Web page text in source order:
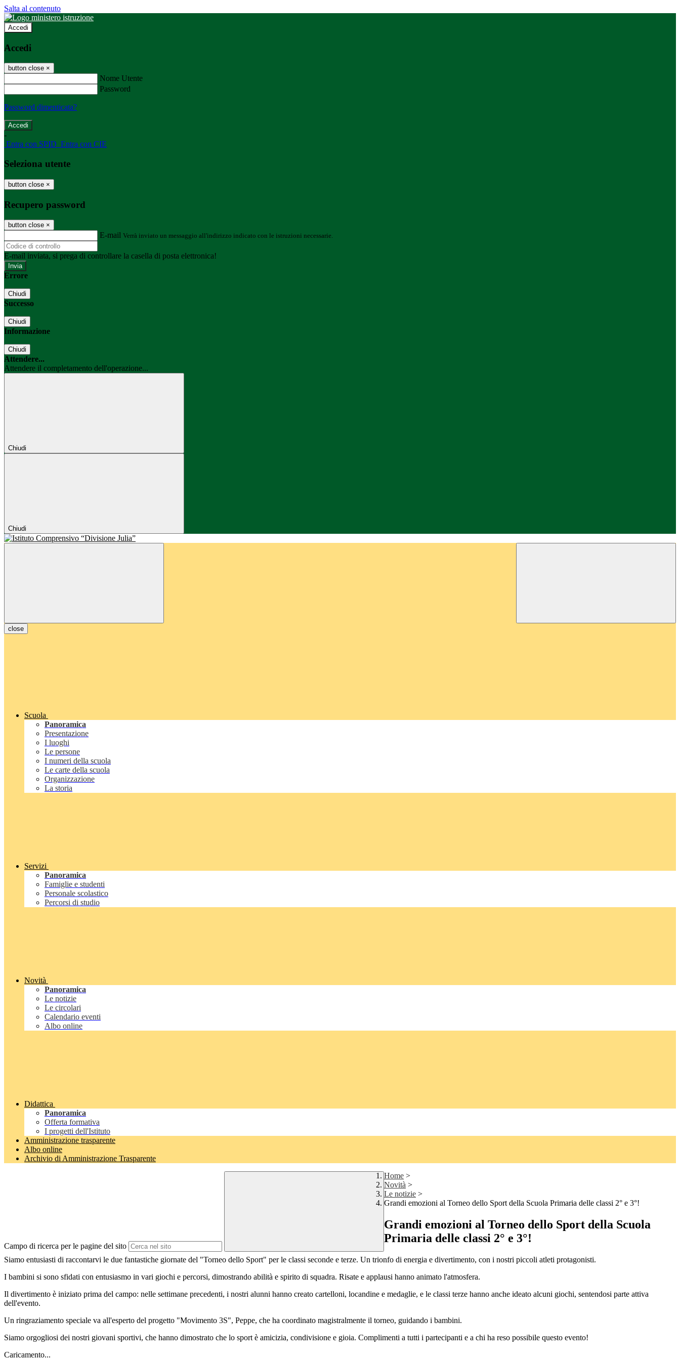
Salta al contenuto
Accedi
Accedi
button close ×
Nome Utente
Password
Password dimenticata?
-
Entra con SPID Entra con CIE
Seleziona utente
button close ×
Recupero password
button close ×
E-mail Verrà inviato un messaggio all'indirizzo indicato con le istruzioni necessarie.
E-mail inviata, si prega di controllare la casella di posta elettronica!
Errore
Chiudi
Successo
Chiudi
Informazione
Chiudi
Attendere...
Attendere il completamento dell'operazione...
Chiudi
Chiudi
close
Scuola
Panoramica
Presentazione
I luoghi
Le persone
I numeri della scuola
Le carte della scuola
Organizzazione
La storia
Servizi
Panoramica
Famiglie e studenti
Personale scolastico
Percorsi di studio
Novità
Panoramica
Le notizie
Le circolari
Calendario eventi
Albo online
Didattica
Panoramica
Offerta formativa
I progetti dell'Istituto
Amministrazione trasparente
Albo online
Archivio di Amministrazione Trasparente
Campo di ricerca per le pagine del sito
Home >
Novità >
Le notizie >
Grandi emozioni al Torneo dello Sport della Scuola Primaria delle classi 2° e 3°!
Grandi emozioni al Torneo dello Sport della Scuola
Primaria delle classi 2° e 3°!
Siamo entusiasti di raccontarvi le due fantastiche giornate del "Torneo dello Sport" per le classi seconde e terze. Un trionfo di energia e divertimento, con i nostri piccoli atleti protagonisti.
I bambini si sono sfidati con entusiasmo in vari giochi e percorsi, dimostrando abilità e spirito di squadra. Risate e applausi hanno animato l'atmosfera.
Il divertimento è iniziato prima del campo: nelle settimane precedenti, i nostri alunni hanno creato cartelloni, locandine e medaglie, e le classi terze hanno anche ideato alcuni giochi, sentendosi parte attiva
dell'evento.
Un ringraziamento speciale va all'esperto del progetto "Movimento 3S", Peppe, che ha coordinato magistralmente il torneo, guidando i bambini.
Siamo orgogliosi dei nostri giovani sportivi, che hanno dimostrato che lo sport è amicizia, condivisione e gioia. Complimenti a tutti i partecipanti e a chi ha reso possibile questo evento!
Caricamento...